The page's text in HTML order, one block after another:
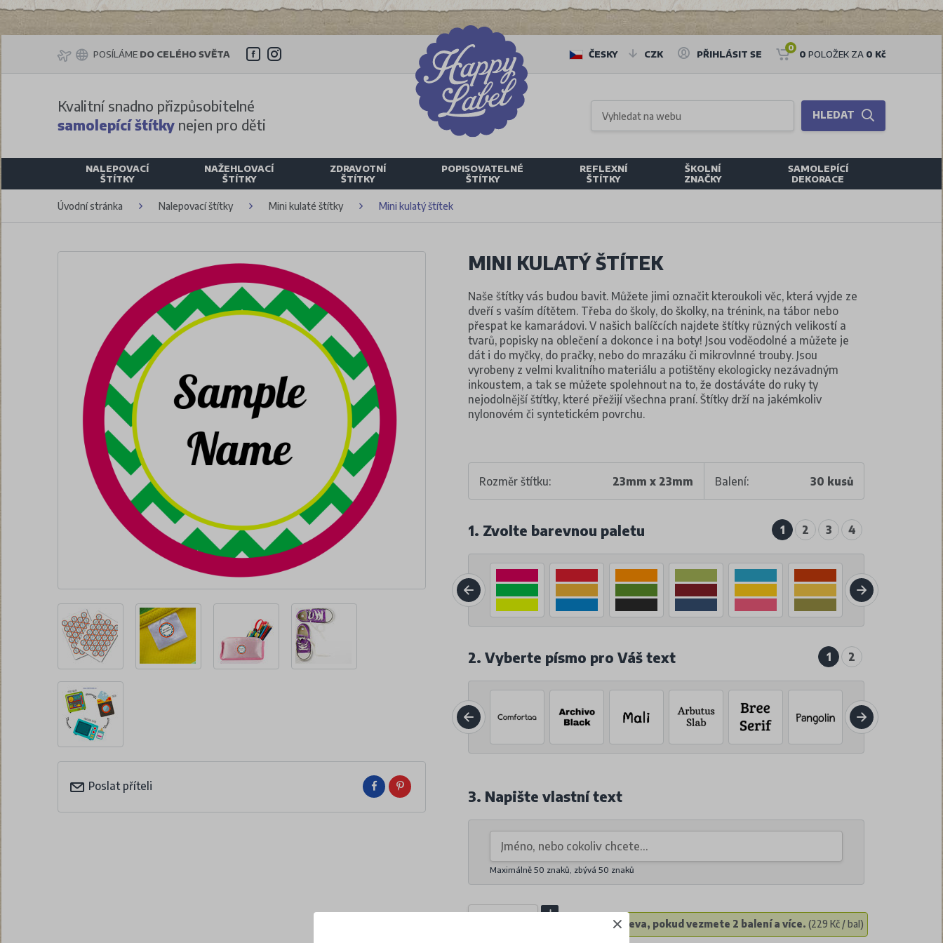
POSÍLÁME DO CELÉHO SVĚTA ČESKY CZK PŘIHLÁSIT SE
0
0 POLOŽEK ZA 0 Kč
Kvalitní snadno přizpůsobitelné
samolepící štítky nejen pro děti
HLEDAT
NALEPOVACÍ
ŠTÍTKY
NAŽEHLOVACÍ
ŠTÍTKY
ZDRAVOTNÍ
ŠTÍTKY
POPISOVATELNÉ
ŠTÍTKY
REFLEXNÍ
ŠTÍTKY
ŠKOLNÍ
ZNAČKY
SAMOLEPÍCÍ
DEKORACE
Úvodní stránka Nalepovací štítky Mini kulaté štítky Mini kulatý štítek
Poslat příteli
MINI KULATÝ ŠTÍTEK
Naše štítky vás budou bavit. Můžete jimi označit kteroukoli věc, která vyjde ze
dveří s vaším dítětem. Třeba do školy, do školky, na trénink, na tábor nebo
přespat ke kamarádovi. V našich balíčcích najdete štítky různých velikostí a
tvarů, popisky na oblečení a dokonce i na boty! Jsou voděodolné a můžete je
dát i do myčky, do pračky, nebo do mrazáku či mikrovlnné trouby. Jsou
vyrobeny z velmi kvalitního materiálu a potištěny ekologicky nezávadným
inkoustem, a tak se můžete spolehnout na to, že dostáváte do ruky ty
nejodolnější štítky, které přežijí všechna praní. Štítky drží na jakémkoliv
nylonovém či syntetickém povrchu.
Rozměr štítku: 23mm x 23mm Balení: 30 kusů
1. Zvolte barevnou paletu 1 2 3 4
2. Vyberte písmo pro Váš text 1 2
3. Napište vlastní text
Maximálně 50 znaků, zbývá 50 znaků
10% sleva, pokud vezmete 2 balení a více. (229 Kč / bal)